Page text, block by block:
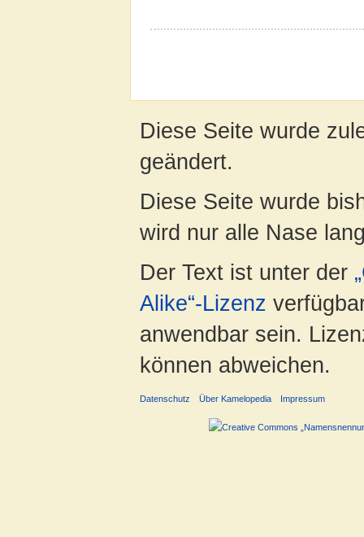
Diese Seite wurde
geändert.
Diese Seite wurde
wird nur alle Nase
Der Text ist unter der
Alike“-Lizenz
anwendbar sein.
können abweichen.
Datenschutz Über Kamelopedia Impressum